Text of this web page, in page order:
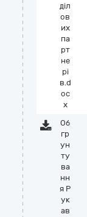
діл
ов
их
па
рт
не
рі
в.d
oc
x
Об
гр
ун
ту
ва
нн
я Р
ук
ав